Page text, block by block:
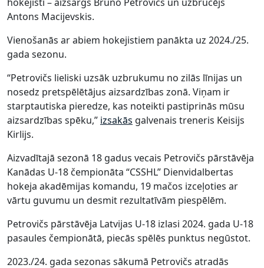
Antons Macijevskis.
Vienošanās ar abiem hokejistiem panākta uz 2024./25.
gada sezonu.
“Petrovičs lieliski uzsāk uzbrukumu no zilās līnijas un
nosedz pretspēlētājus aizsardzības zonā. Viņam ir
starptautiska pieredze, kas noteikti pastiprinās mūsu
aizsardzības spēku,” izsakās galvenais treneris Keisijs
Kirlijs.
Aizvadītajā sezonā 18 gadus vecais Petrovičs pārstāvēja
Kanādas U-18 čempionāta “CSSHL” Dienvidalbertas
hokeja akadēmijas komandu, 19 mačos izceļoties ar
vārtu guvumu un desmit rezultatīvām piespēlēm.
Petrovičs pārstāvēja Latvijas U-18 izlasi 2024. gada U-18
pasaules čempionātā, piecās spēlēs punktus negūstot.
2023./24. gada sezonas sākumā Petrovičs atradās